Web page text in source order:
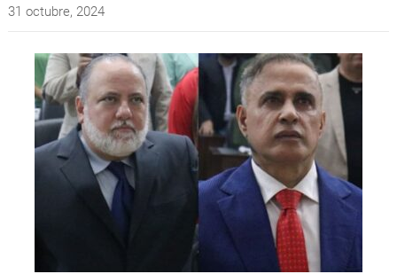
31 octubre, 2024